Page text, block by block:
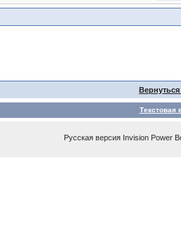
Вернуться
Текстовая
Русская версия Invision Power